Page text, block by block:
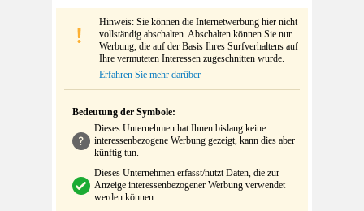
Hinweis: Sie können die Internetwerbung hier nicht
vollständig abschalten. Abschalten können Sie nur
Werbung, die auf der Basis Ihres Surfverhaltens auf
Ihre vermuteten Interessen zugeschnitten wurde.
Erfahren Sie mehr darüber
Bedeutung der Symbole:
Dieses Unternehmen hat Ihnen bislang keine
interessenbezogene Werbung gezeigt, kann dies aber
künftig tun.
Dieses Unternehmen erfasst/nutzt Daten, die zur
Anzeige interessenbezogener Werbung verwendet
werden können.